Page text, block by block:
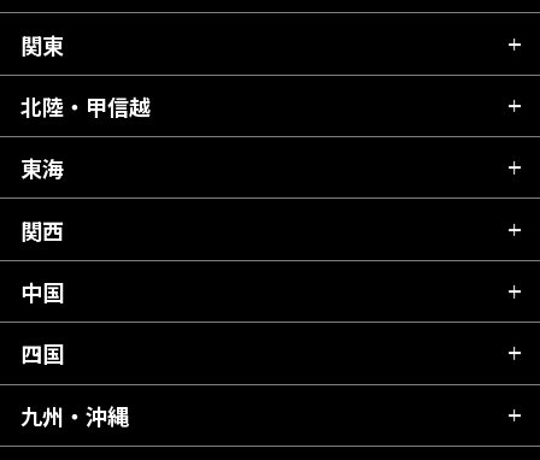
北海道
青森県
秋田県
岩手県
宮城県
福島県
関東
茨城県
栃木県
群馬県
千葉県
東京都
神奈川県
北陸・甲信越
新潟県
富山県
石川県
山梨県
長野県
東海
岐阜県
静岡県
愛知県
関西
滋賀県
京都府
大阪府
中国
広島県
岡山県
四国
愛媛県
九州・沖縄